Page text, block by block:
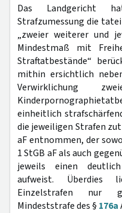
Das Landgericht
Strafzumessung die
„zweier weiterer und
Mindestmaß mit
Straftatbestände“
mithin ersichtlich
Verwirklichung
einheitlich
die jeweiligen Strafen
aF entnommen, der
1 StGB aF als auch
jeweils einen
aufweist. Überdies
Einzelstrafen nur
Mindeststrafe des § 176a